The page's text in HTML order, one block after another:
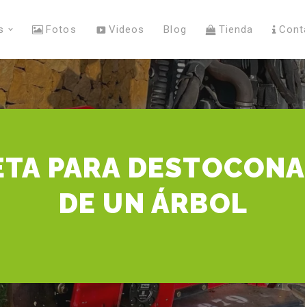
Fotos Videos Blog Tienda
PARA
DE UN ÁRBOL